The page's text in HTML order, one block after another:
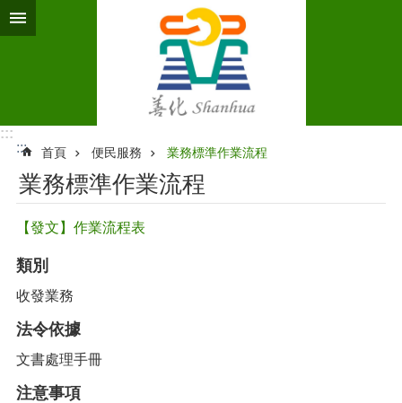
跳到主要內容區塊
:::
:::
首頁 便民服務 業務標準作業流程‭
業務標準作業流程‭
【發文】作業流程表
類別
收發業務
法令依據
文書處理手冊
注意事項